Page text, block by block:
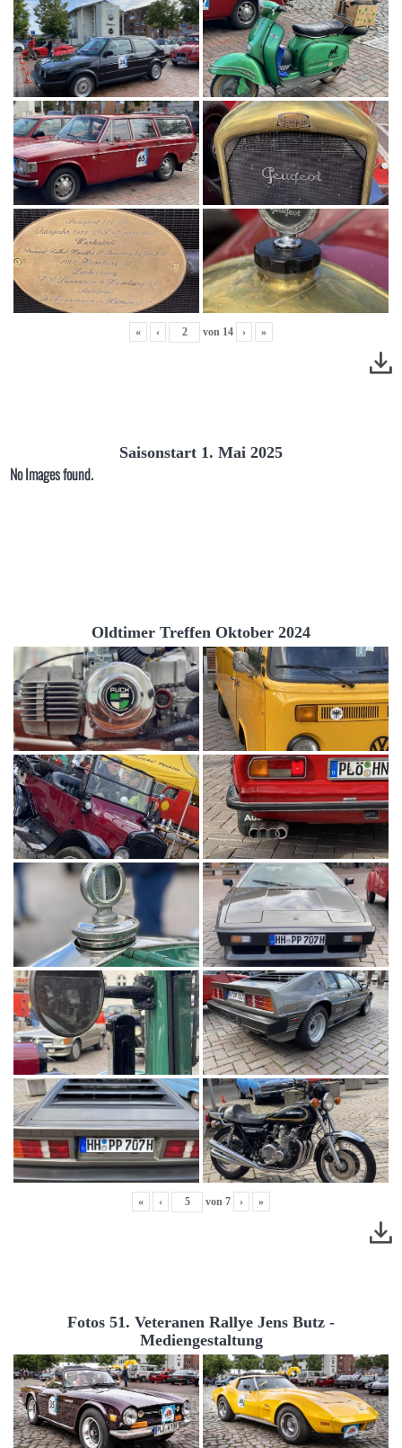
« ‹ von 14 › »
Saisonstart 1. Mai 2025
No Images found.
Oldtimer Treffen Oktober 2024
« ‹ von 7 › »
Fotos 51. Veteranen Rallye Jens Butz -
Mediengestaltung